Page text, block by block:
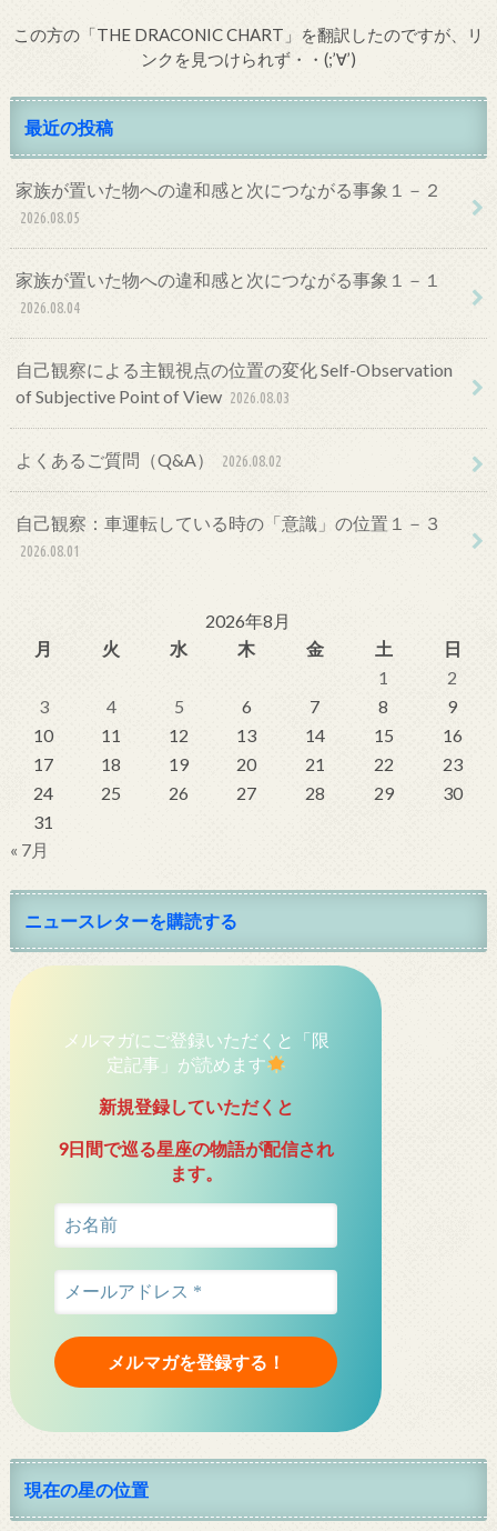
この方の「THE DRACONIC CHART」を翻訳したのですが、リ
ンクを見つけられず・・(;’∀’)
最近の投稿
家族が置いた物への違和感と次につながる事象１－２
2026.08.05
家族が置いた物への違和感と次につながる事象１－１
2026.08.04
自己観察による主観視点の位置の変化 Self-Observation
of Subjective Point of View 2026.08.03
よくあるご質問（Q&A） 2026.08.02
自己観察：車運転している時の「意識」の位置１－３
2026.08.01
2026年8月
月
火 水 木 金 土
日
1
2
3
4 5 6 7 8
9
10
11 12 13 14 15
16
17
18 19 20 21 22
23
24
25 26 27 28 29
30
31
« 7月
ニュースレターを購読する
メルマガにご登録いただくと「限
定記事」が読めます
新規登録していただくと
9日間で巡る星座の物語が配信され
ます。
現在の星の位置